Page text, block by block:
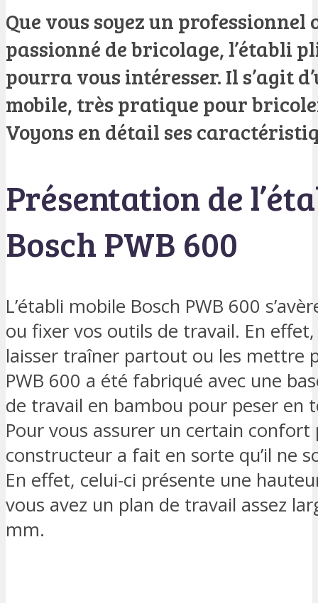
Que vous soyez un
passionné de bricolage, l’établi
pourra vous intéresser. Il s’agit
mobile, très pratique pour
Voyons en détail ses
Présentation de
Bosch PWB 600
L’établi mobile Bosch PWB 600
ou fixer vos outils de travail. En effet,
laisser traîner partout ou les mettre
PWB 600 a été fabriqué avec une
de travail en bambou pour peser en
Pour vous assurer un certain
constructeur a fait en sorte qu’il ne
En effet, celui-ci présente une
vous avez un plan de travail assez
mm.